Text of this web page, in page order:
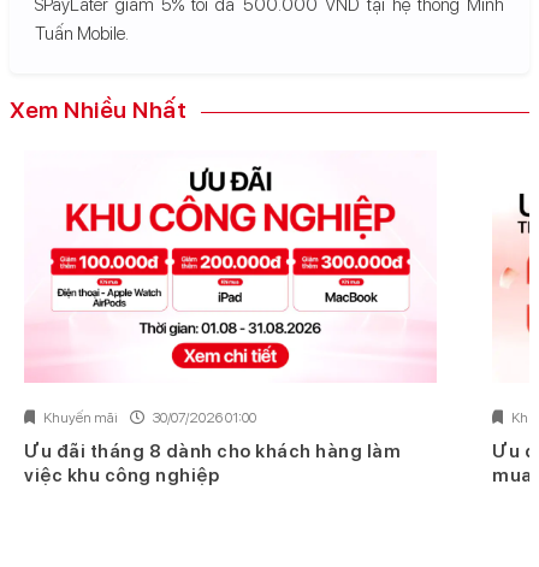
SPayLater giảm 5% tối đa 500.000 VND tại hệ thống Minh
Tuấn Mobile.
Xem Nhiều Nhất
Khuyến mãi 30/07/2026 01:00
Ưu đãi tháng 8 dành cho khách hàng làm
việc khu công nghiệp
Ưu
mua